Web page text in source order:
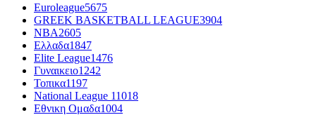
Euroleague5675
GREEK BASKETBALL LEAGUE3904
NBA2605
Ελλαδα1847
Elite League1476
Γυναικειο1242
Τοπικα1197
National League 11018
Εθνικη Ομαδα1004